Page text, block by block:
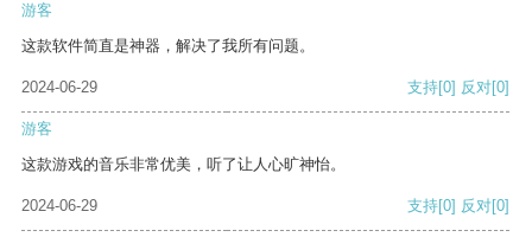
游客
这款软件简直是神器，解决了我所有问题。
2024-06-29 支持[0] 反对[0]
游客
这款游戏的音乐非常优美，听了让人心旷神怡。
2024-06-29 支持[0] 反对[0]